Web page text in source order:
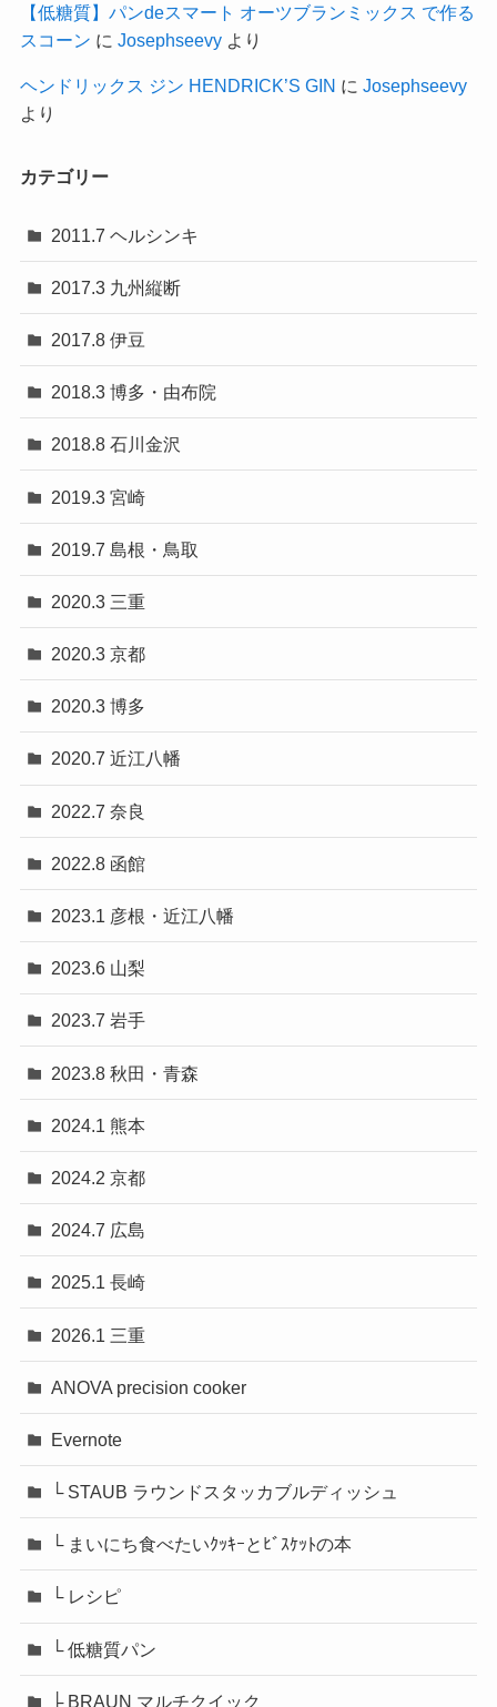
【低糖質】パンdeスマート オーツブランミックス で作る
スコーン に Josephseevyより
ヘンドリックス ジン HENDRICK’S GIN に Josephseevy
より
カテゴリー
2011.7 ヘルシンキ
2017.3 九州縦断
2017.8 伊豆
2018.3 博多・由布院
2018.8 石川金沢
2019.3 宮崎
2019.7 島根・鳥取
2020.3 三重
2020.3 京都
2020.3 博多
2020.7 近江八幡
2022.7 奈良
2022.8 函館
2023.1 彦根・近江八幡
2023.6 山梨
2023.7 岩手
2023.8 秋田・青森
2024.1 熊本
2024.2 京都
2024.7 広島
2025.1 長崎
2026.1 三重
ANOVA precision cooker
Evernote
└ STAUB ラウンドスタッカブルディッシュ
└ まいにち食べたいｸｯｷｰとﾋﾞｽｹｯﾄの本
└ レシピ
└ 低糖質パン
├ BRAUN マルチクイック